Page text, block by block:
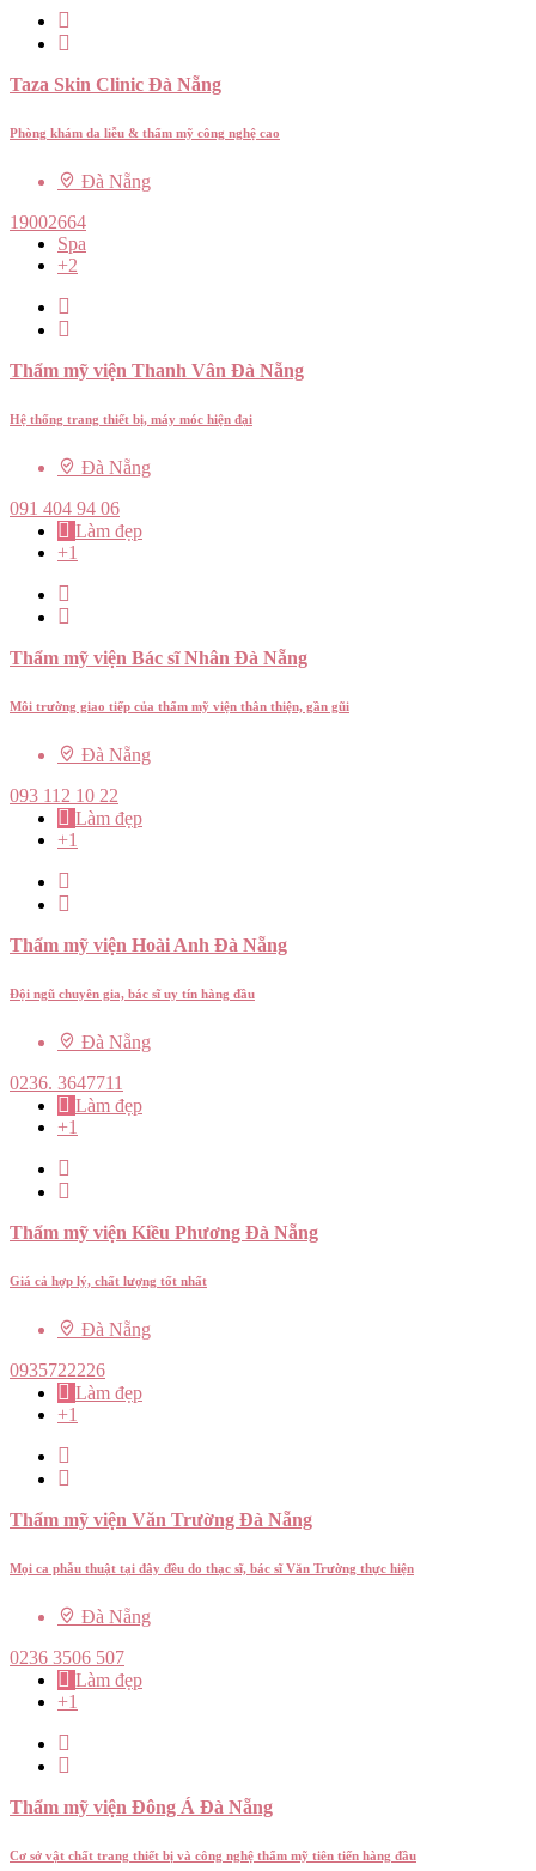
Taza Skin Clinic Đà Nẵng
Phòng khám da liễu & thẩm mỹ công nghệ cao
Đà Nẵng
19002664
Spa
+2
Thẩm mỹ viện Thanh Vân Đà Nẵng
Hệ thống trang thiết bị, máy móc hiện đại
Đà Nẵng
091 404 94 06
Làm đẹp
+1
Thẩm mỹ viện Bác sĩ Nhân Đà Nẵng
Môi trường giao tiếp của thẩm mỹ viện thân thiện, gần gũi
Đà Nẵng
093 112 10 22
Làm đẹp
+1
Thẩm mỹ viện Hoài Anh Đà Nẵng
Đội ngũ chuyên gia, bác sĩ uy tín hàng đầu
Đà Nẵng
0236. 3647711
Làm đẹp
+1
Thẩm mỹ viện Kiều Phương Đà Nẵng
Giá cả hợp lý, chất lượng tốt nhất
Đà Nẵng
0935722226
Làm đẹp
+1
Thẩm mỹ viện Văn Trường Đà Nẵng
Mọi ca phẫu thuật tại đây đều do thạc sĩ, bác sĩ Văn Trường thực hiện
Đà Nẵng
0236 3506 507
Làm đẹp
+1
Thẩm mỹ viện Đông Á Đà Nẵng
Cơ sở vật chất trang thiết bị và công nghệ thẩm mỹ tiên tiến hàng đầu